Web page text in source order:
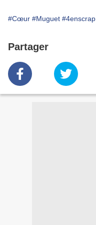
#Cœur #Muguet #4enscrap
Partager